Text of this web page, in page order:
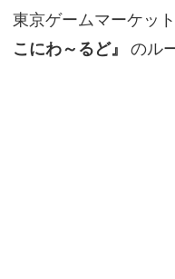
東京ゲームマーケッ
こにわ～るど』
のル